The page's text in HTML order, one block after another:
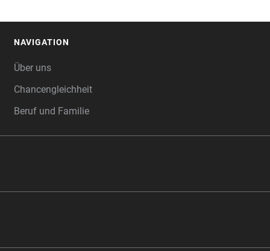
NAVIGATION
Über uns
Chancengleichheit
Beruf und Familie